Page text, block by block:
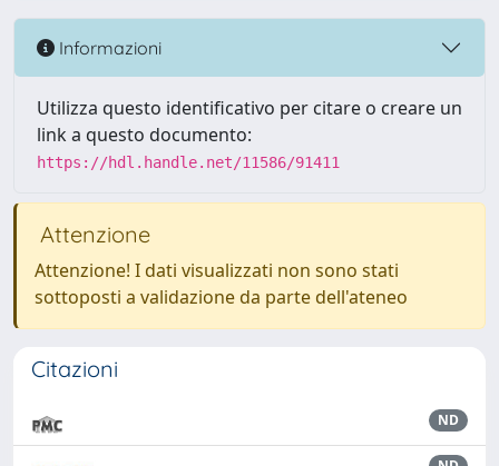
Informazioni
Utilizza questo identificativo per citare o creare un
link a questo documento:
https://hdl.handle.net/11586/91411
Attenzione
Attenzione! I dati visualizzati non sono stati
sottoposti a validazione da parte dell'ateneo
Citazioni
ND